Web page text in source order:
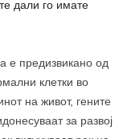
дали го имате
е предизвикано од
клетки во
на живот, гените
за развој